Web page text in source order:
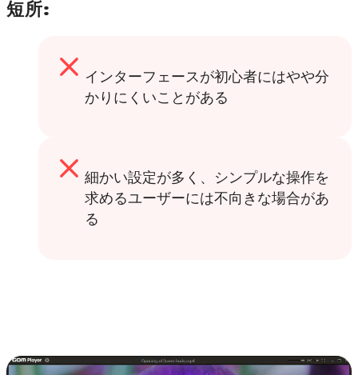
短所:
インターフェースが初心者にはやや分
かりにくいことがある
細かい設定が多く、シンプルな操作を
求めるユーザーには不向きな場合があ
る